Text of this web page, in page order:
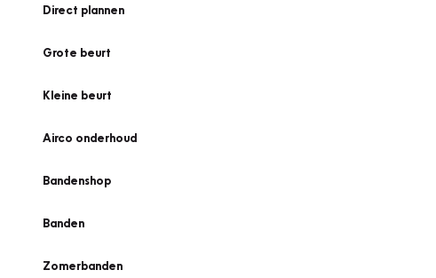
Direct plannen
Grote beurt
Kleine beurt
Airco onderhoud
Bandenshop
Banden
Zomerbanden